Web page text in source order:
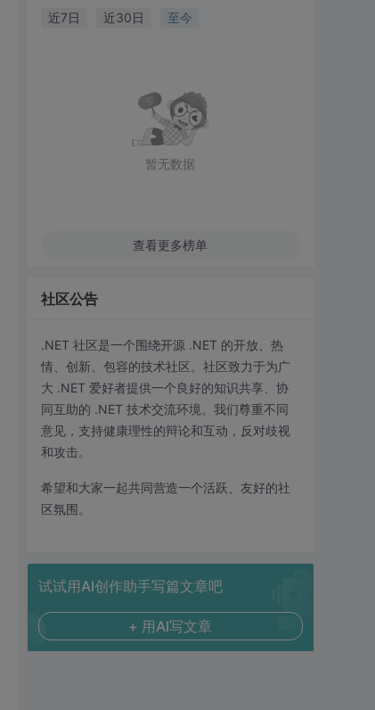
近7日 近30日 至今
暂无数据
查看更多榜单
社区公告
.NET 社区是一个围绕开源 .NET 的开放、热
情、创新、包容的技术社区。社区致力于为广
大 .NET 爱好者提供一个良好的知识共享、协
同互助的 .NET 技术交流环境。我们尊重不同
意见，支持健康理性的辩论和互动，反对歧视
和攻击。
希望和大家一起共同营造一个活跃、友好的社
区氛围。
试试用AI创作助手写篇文章吧
+ 用AI写文章